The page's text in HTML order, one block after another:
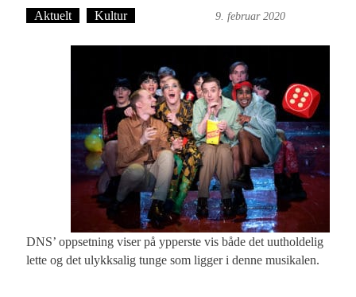
Aktuelt Kultur 9. februar 2020
DNS’ oppsetning viser på ypperste vis både det uutholdelig
lette og det ulykksalig tunge som ligger i denne musikalen.